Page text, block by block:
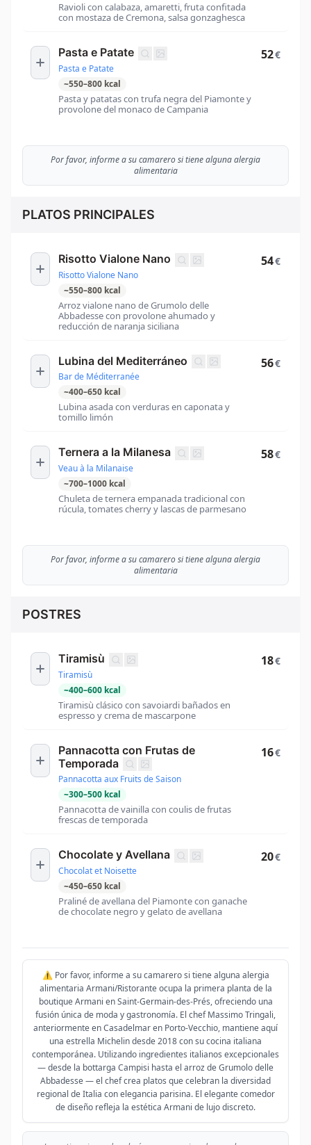
Ravioli con calabaza, amaretti, fruta confitada
con mostaza de Cremona, salsa gonzaghesca
Pasta e Patate
Pasta e Patate
~550–800 kcal
Pasta y patatas con trufa negra del Piamonte y
provolone del monaco de Campania
52€
Por favor, informe a su camarero si tiene alguna alergia
alimentaria
PLATOS PRINCIPALES
Risotto Vialone Nano
Risotto Vialone Nano
~550–800 kcal
Arroz vialone nano de Grumolo delle
Abbadesse con provolone ahumado y
reducción de naranja siciliana
54€
Lubina del Mediterráneo
Bar de Méditerranée
~400–650 kcal
Lubina asada con verduras en caponata y
tomillo limón
56€
Ternera a la Milanesa
Veau à la Milanaise
~700–1000 kcal
Chuleta de ternera empanada tradicional con
rúcula, tomates cherry y lascas de parmesano
58€
Por favor, informe a su camarero si tiene alguna alergia
alimentaria
POSTRES
Tiramisù
Tiramisù
~400–600 kcal
Tiramisù clásico con savoiardi bañados en
espresso y crema de mascarpone
18€
Pannacotta con Frutas de
Temporada
Pannacotta aux Fruits de Saison
~300–500 kcal
Pannacotta de vainilla con coulis de frutas
frescas de temporada
16€
Chocolate y Avellana
Chocolat et Noisette
~450–650 kcal
Praliné de avellana del Piamonte con ganache
de chocolate negro y gelato de avellana
20€
⚠️ Por favor, informe a su camarero si tiene alguna alergia
alimentaria Armani/Ristorante ocupa la primera planta de la
boutique Armani en Saint-Germain-des-Prés, ofreciendo una
fusión única de moda y gastronomía. El chef Massimo Tringali,
anteriormente en Casadelmar en Porto-Vecchio, mantiene aquí
una estrella Michelin desde 2018 con su cocina italiana
contemporánea. Utilizando ingredientes italianos excepcionales
— desde la bottarga Campisi hasta el arroz de Grumolo delle
Abbadesse — el chef crea platos que celebran la diversidad
regional de Italia con elegancia parisina. El elegante comedor
de diseño refleja la estética Armani de lujo discreto.